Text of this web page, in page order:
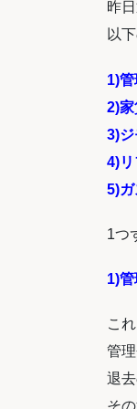
昨
以
1)
2)
3)
4)
5)
1つ
1)
こ
管
退